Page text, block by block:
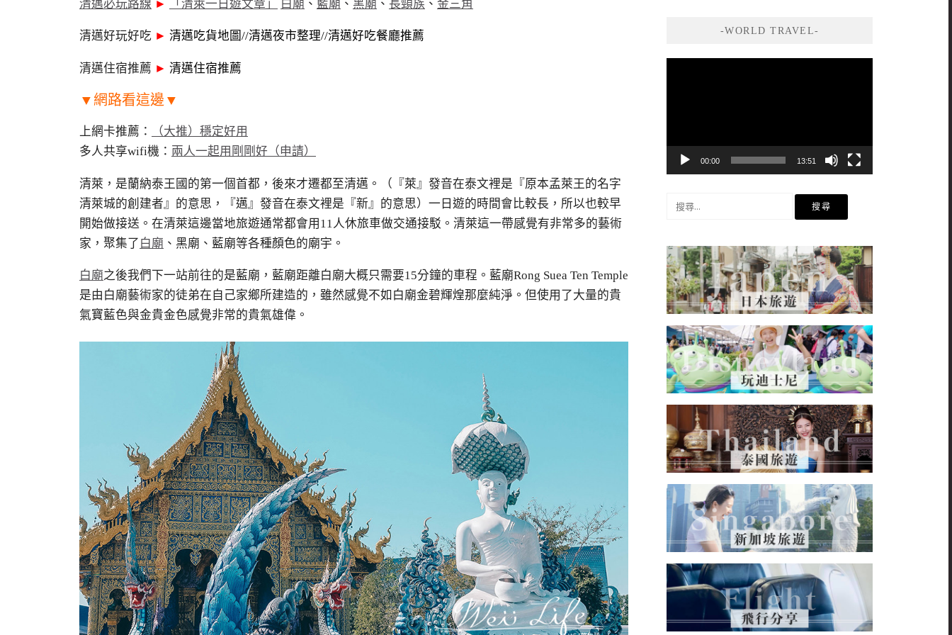
清邁必玩路線 ► 「清萊一日遊文章」 白廟 、 藍廟 、 黑廟 、 長頸族 、 金三角
清邁好玩好吃 ► 清邁吃貨地圖//清邁夜市整理//清邁好吃餐廳推薦
清邁住宿推薦 ► 清邁住宿推薦
▼網路看這邊▼
上網卡推薦：
（大推）穩定好用
多人共享wifi機： 兩人一起用剛剛好（申請）
清萊，是蘭納泰王國的第一個首都，後來才遷都至清邁。（『萊』發音在泰文裡是『原本孟萊王的名字
清萊城的創建者』的意思，『邁』發音在泰文裡是『新』的意思）一日遊的時間會比較長，所以也較早
開始做接送。在清萊這邊當地旅遊通常都會用11人休旅車做交通接駁。清萊這一帶感覺有非常多的藝術
家，聚集了 白廟 、黑廟、藍廟等各種顏色的廟宇。
白廟之後我們下一站前往的是藍廟，藍廟距離白廟大概只需要15分鐘的車程。藍廟Rong Suea Ten Temple
是由白廟藝術家的徒弟在自己家鄉所建造的，雖然感覺不如白廟金碧輝煌那麼純淨。但使用了大量的貴
氣寶藍色與金貴金色感覺非常的貴氣雄偉。
-WORLD TRAVEL-
00:00 13:51
字: